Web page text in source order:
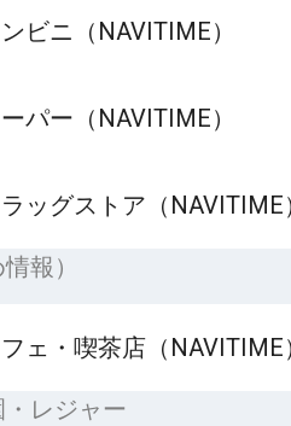
ビニ（NAVITIME）
パー（NAVITIME）
ッグストア（NAVITIME
報）
ェ・喫茶店（NAVITIME
レジャー